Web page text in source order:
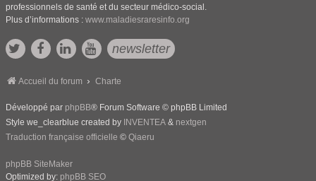
professionnels de santé et du secteur médico-social.
Plus d’informations : www.maladiesraresinfo.org
newsletter
Accueil du forum Charte
Développé par phpBB® Forum Software © phpBB Limited
Style we_clearblue created by INVENTEA & nextgen
Traduction française officielle © Qiaeru
phpBB SiteMaker
Optimized by: phpBB SEO